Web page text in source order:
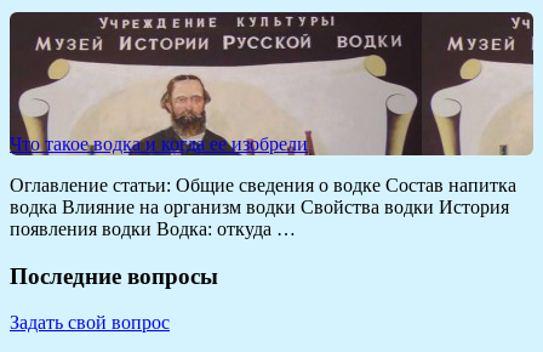
Что такое водка и когда ее изобрели
Оглавление статьи: Общие сведения о водке Состав напитка
водка Влияние на организм водки Свойства водки История
появления водки Водка: откуда …
Последние вопросы
Задать свой вопрос